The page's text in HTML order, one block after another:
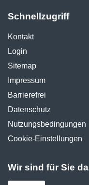
Schnellzugriff
Kontakt
Login
Sitemap
Impressum
Barrierefrei
Datenschutz
Nutzungsbedingungen
Cookie-Einstellungen
Wir sind für Sie da